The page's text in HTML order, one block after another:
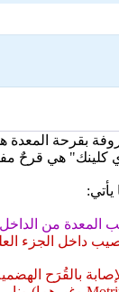
بقرحة
هي قرحٌ
المعدة من
داخل الجزء